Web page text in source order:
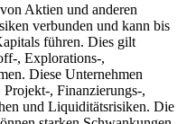
Aktien und anderen
verbunden und kann bis
führen. Dies gilt
, Explorations-,
Diese Unternehmen
, Finanzierungs-,
und Liquiditätsrisiken. Die